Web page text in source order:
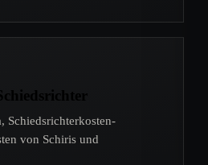
Schiedsrichterkosten-
von Schiris und